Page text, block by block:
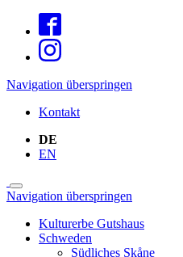
Navigation überspringen
Kontakt
DE
EN
Navigation überspringen
Kulturerbe Gutshaus
Schweden
Südliches Skåne